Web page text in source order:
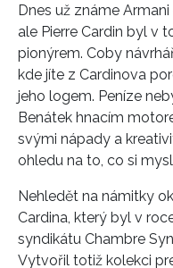
Dnes už známe
ale Pierre Cardin byl v
pionýrem. Coby
kde jíte z Cardinova
jeho logem. Peníze
Benátek hnacím
svými nápady a
ohledu na to, co si
Nehledět na námitky
Cardina, který byl v
syndikátu Chambre
Vytvořil totiž kolekci